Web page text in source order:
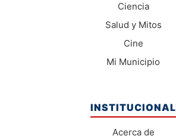
Ciencia
Salud y Mitos
Cine
Mi Municipio
INSTITUCIONAL
Acerca de